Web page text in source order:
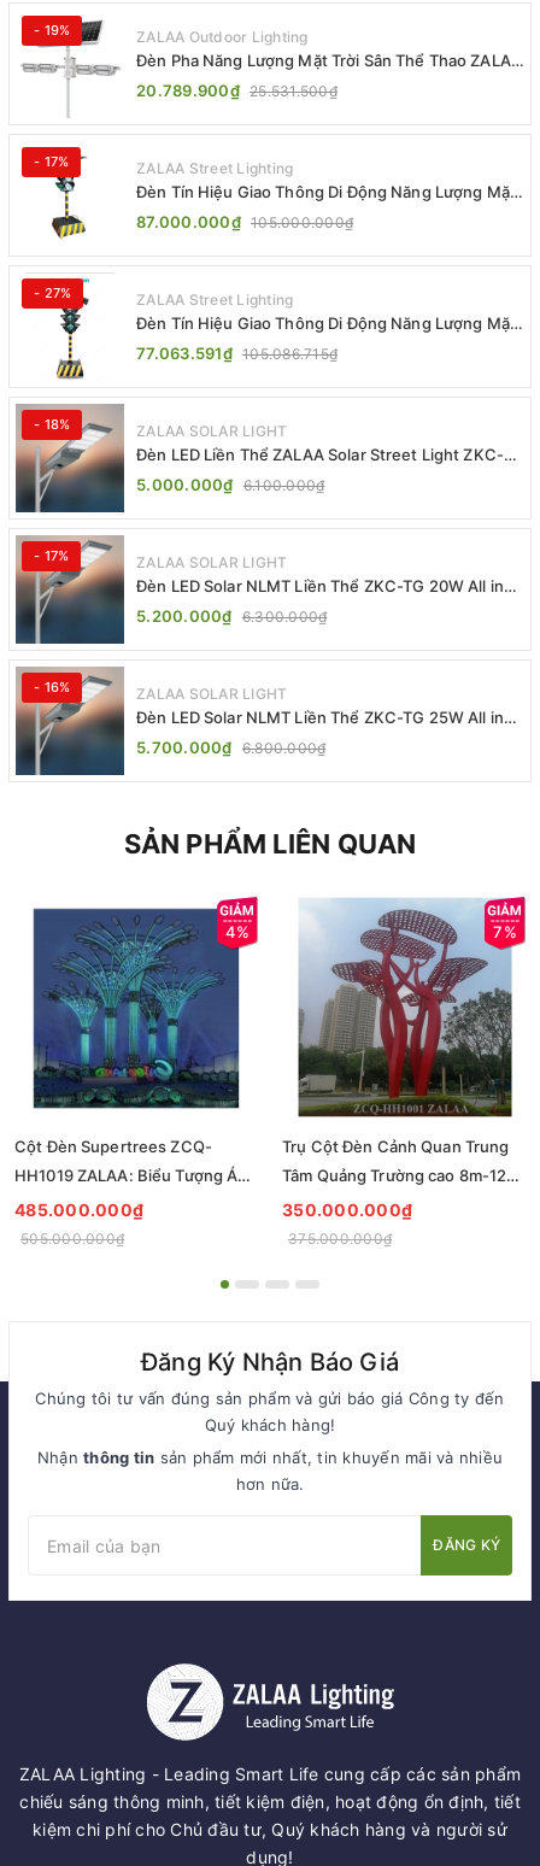
- 19% ZALAA Outdoor Lighting
Đèn Pha Năng Lượng Mặt Trời Sân Thể Thao ZALAA
Jsc Chống Nước IP65 Cao Cấp
20.789.900₫ 25.531.500₫
- 17% ZALAA Street Lighting
Đèn Tín Hiệu Giao Thông Di Động Năng Lượng Mặt
Trời ZALAA ZL-300A-D
87.000.000₫ 105.000.000₫
- 27% ZALAA Street Lighting
Đèn Tín Hiệu Giao Thông Di Động Năng Lượng Mặt
Trời ZALAA ZL-409300C
77.063.591₫ 105.086.715₫
- 18% ZALAA SOLAR LIGHT
Đèn LED Liền Thể ZALAA Solar Street Light ZKC-
TG 20W 25W 30W All In One
5.000.000₫ 6.100.000₫
- 17% ZALAA SOLAR LIGHT
Đèn LED Solar NLMT Liền Thể ZKC-TG 20W All in
One | ZALAA Street Light
5.200.000₫ 6.300.000₫
- 16% ZALAA SOLAR LIGHT
Đèn LED Solar NLMT Liền Thể ZKC-TG 25W All in
One | ZALAA Street Light
5.700.000₫ 6.800.000₫
SẢN PHẨM LIÊN QUAN
4%
Cột Đèn Supertrees ZCQ-
HH1019 ZALAA: Biểu Tượng Ánh
Sáng Cho Đại Đô Thị
485.000.000₫
505.000.000₫
7%
Trụ Cột Đèn Cảnh Quan Trung
Tâm Quảng Trường cao 8m-12m
ZCQ-HH1001 ZALAA Fortune
Tree Series
350.000.000₫
375.000.000₫
Đăng Ký Nhận Báo Giá
Chúng tôi tư vấn đúng sản phẩm và gửi báo giá Công ty đến
Quý khách hàng!
Nhậnthông tin sản phẩm mới nhất, tin khuyến mãi và nhiều
hơn nữa.
ĐĂNG KÝ
ZALAA Lighting - Leading Smart Life cung cấp các sản phẩm
chiếu sáng thông minh, tiết kiệm điện, hoạt động ổn định, tiết
kiệm chi phí cho Chủ đầu tư, Quý khách hàng và người sử
dụng!